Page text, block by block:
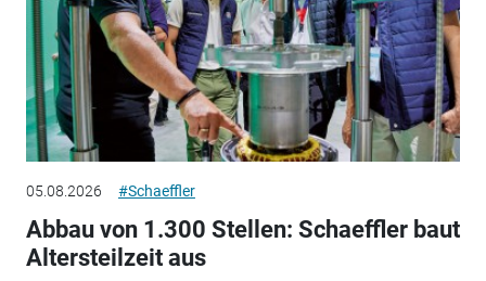
05.08.2026 #Schaeffler
Abbau von 1.300 Stellen: Schaeffler baut
Altersteilzeit aus